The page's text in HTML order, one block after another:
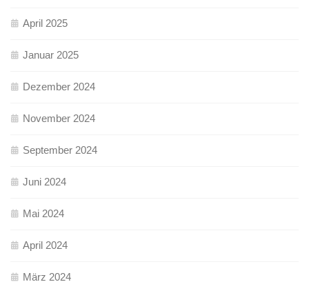
April 2025
Januar 2025
Dezember 2024
November 2024
September 2024
Juni 2024
Mai 2024
April 2024
März 2024